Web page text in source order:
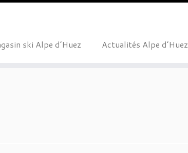
ski Alpe d’Huez Actualités Alpe d’Huez